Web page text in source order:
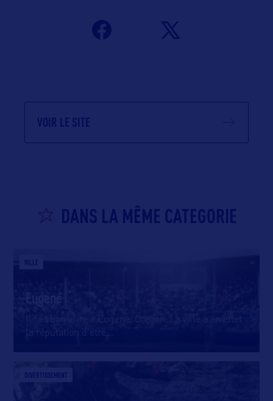
VOIR LE SITE
DANS LA MÊME CATEGORIE
VILLE
la réputation d’être
DIVERTISSEMENT